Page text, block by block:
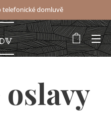
telefonické domluvě